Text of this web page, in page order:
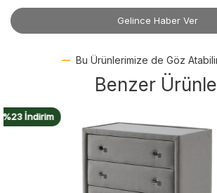
Gelince Haber Ver
Bu Ürünlerimize de Göz
Benzer
%14 İndirim